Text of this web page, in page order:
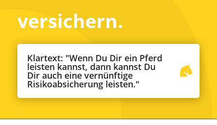
versichern.
Klartext: "Wenn Du Dir ein Pferd
leisten kannst, dann kannst Du
Dir auch eine vernünftige
Risikoabsicherung leisten."